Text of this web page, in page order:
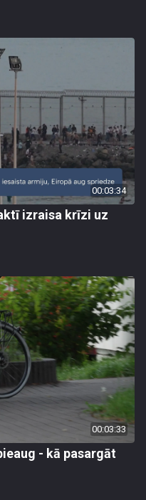
00:03:34
izraisa krīzi uz
00:03:33
- kā pasargāt